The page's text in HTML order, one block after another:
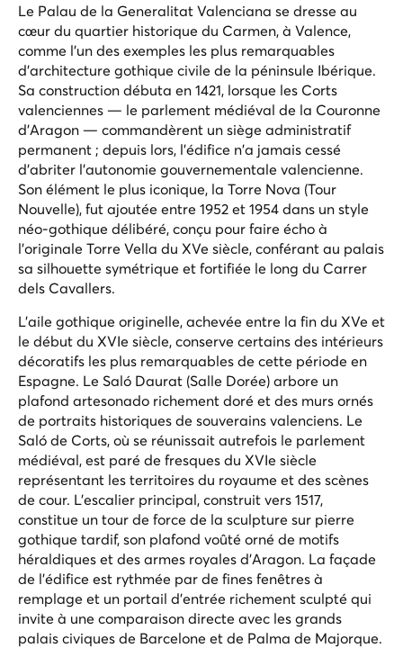
Le Palau de la Generalitat Valenciana se dresse au
cœur du quartier historique du Carmen, à Valence,
comme l'un des exemples les plus remarquables
d'architecture gothique civile de la péninsule Ibérique.
Sa construction débuta en 1421, lorsque les Corts
valenciennes — le parlement médiéval de la Couronne
d'Aragon — commandèrent un siège administratif
permanent ; depuis lors, l'édifice n'a jamais cessé
d'abriter l'autonomie gouvernementale valencienne.
Son élément le plus iconique, la Torre Nova (Tour
Nouvelle), fut ajoutée entre 1952 et 1954 dans un style
néo-gothique délibéré, conçu pour faire écho à
l'originale Torre Vella du XVe siècle, conférant au palais
sa silhouette symétrique et fortifiée le long du Carrer
dels Cavallers.
L'aile gothique originelle, achevée entre la fin du XVe et
le début du XVIe siècle, conserve certains des intérieurs
décoratifs les plus remarquables de cette période en
Espagne. Le Saló Daurat (Salle Dorée) arbore un
plafond artesonado richement doré et des murs ornés
de portraits historiques de souverains valenciens. Le
Saló de Corts, où se réunissait autrefois le parlement
médiéval, est paré de fresques du XVIe siècle
représentant les territoires du royaume et des scènes
de cour. L'escalier principal, construit vers 1517,
constitue un tour de force de la sculpture sur pierre
gothique tardif, son plafond voûté orné de motifs
héraldiques et des armes royales d'Aragon. La façade
de l'édifice est rythmée par de fines fenêtres à
remplage et un portail d'entrée richement sculpté qui
invite à une comparaison directe avec les grands
palais civiques de Barcelone et de Palma de Majorque.